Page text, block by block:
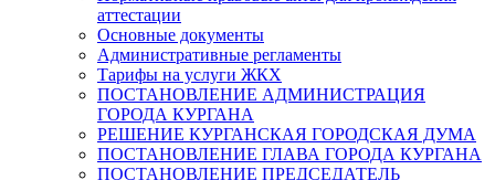
аттестации
Основные документы
Административные регламенты
Тарифы на услуги ЖКХ
ПОСТАНОВЛЕНИЕ АДМИНИСТРАЦИЯ
ГОРОДА КУРГАНА
РЕШЕНИЕ КУРГАНСКАЯ ГОРОДСКАЯ ДУМА
ПОСТАНОВЛЕНИЕ ГЛАВА ГОРОДА КУРГАНА
ПОСТАНОВЛЕНИЕ ПРЕДСЕДАТЕЛЬ